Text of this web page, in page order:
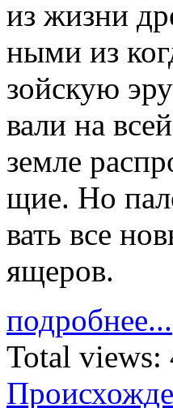
из жиз­ни
ны­ми из
зой­скую
ва­ли на
зем­ле
щие. Но
вать все
яще­ров.
подробнее...
Total views: